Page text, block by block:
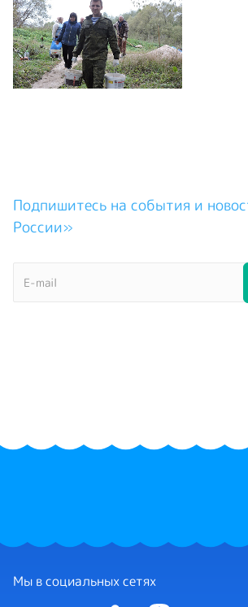
Подпишитесь на события и
России»
Мы в социальных сетях